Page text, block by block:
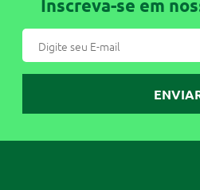
Inscreva-se em